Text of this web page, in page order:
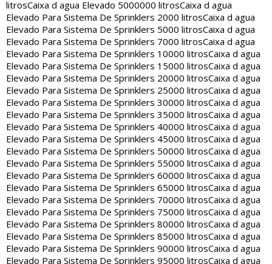
litrosCaixa d agua Elevado 5000000 litrosCaixa d agua
Elevado Para Sistema De Sprinklers 2000 litrosCaixa d agua
Elevado Para Sistema De Sprinklers 5000 litrosCaixa d agua
Elevado Para Sistema De Sprinklers 7000 litrosCaixa d agua
Elevado Para Sistema De Sprinklers 10000 litrosCaixa d agua
Elevado Para Sistema De Sprinklers 15000 litrosCaixa d agua
Elevado Para Sistema De Sprinklers 20000 litrosCaixa d agua
Elevado Para Sistema De Sprinklers 25000 litrosCaixa d agua
Elevado Para Sistema De Sprinklers 30000 litrosCaixa d agua
Elevado Para Sistema De Sprinklers 35000 litrosCaixa d agua
Elevado Para Sistema De Sprinklers 40000 litrosCaixa d agua
Elevado Para Sistema De Sprinklers 45000 litrosCaixa d agua
Elevado Para Sistema De Sprinklers 50000 litrosCaixa d agua
Elevado Para Sistema De Sprinklers 55000 litrosCaixa d agua
Elevado Para Sistema De Sprinklers 60000 litrosCaixa d agua
Elevado Para Sistema De Sprinklers 65000 litrosCaixa d agua
Elevado Para Sistema De Sprinklers 70000 litrosCaixa d agua
Elevado Para Sistema De Sprinklers 75000 litrosCaixa d agua
Elevado Para Sistema De Sprinklers 80000 litrosCaixa d agua
Elevado Para Sistema De Sprinklers 85000 litrosCaixa d agua
Elevado Para Sistema De Sprinklers 90000 litrosCaixa d agua
Elevado Para Sistema De Sprinklers 95000 litrosCaixa d agua